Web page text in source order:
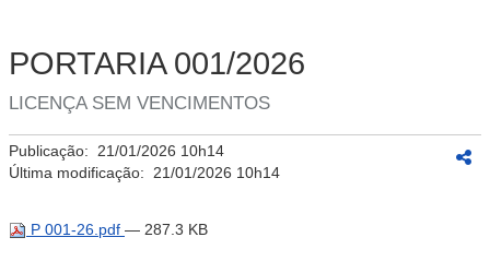
PORTARIA 001/2026
LICENÇA SEM VENCIMENTOS
Publicação: 21/01/2026 10h14
Última modificação: 21/01/2026 10h14
P 001-26.pdf — 287.3 KB